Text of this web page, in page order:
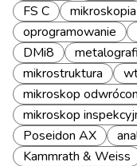
FS C
mikroskopia
oprogramowanie
DMi8
mikrostruktura
mikroskop
mikroskop
Poseidon AX
Kammrath & Weiss